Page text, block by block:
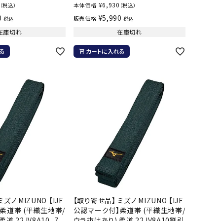
（税込）
税込
庫切れ
本体価格 ¥6,930 （税込）
販売価格 ¥5,990 税込
在庫切れ
カートに入れる
ズノ MIZUNO 【IJF
道帯 (平織生地帯/
【取り寄せ品】 ミズノ MIZUNO 【IJF
公認マーク付】柔道帯 (平織生地帯/